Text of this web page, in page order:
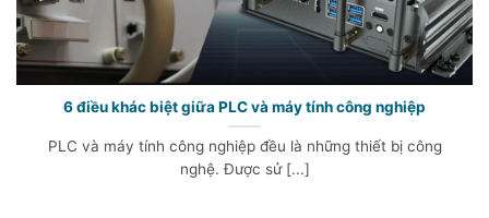
6 điều khác biệt giữa PLC và máy tính công nghiệp
PLC và máy tính công nghiệp đều là những thiết bị công
nghệ. Được sử [...]